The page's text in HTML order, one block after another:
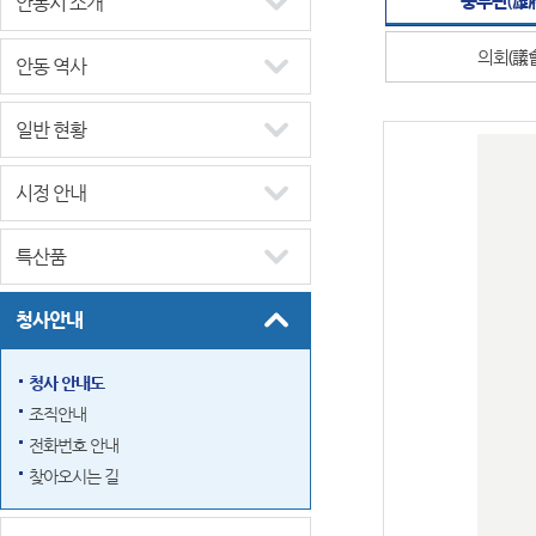
안동 역사
일반 현황
시정 안내
특산품
청사안내
청사 안내도
조직안내
전화번호 안내
찾아오시는 길
의회(議